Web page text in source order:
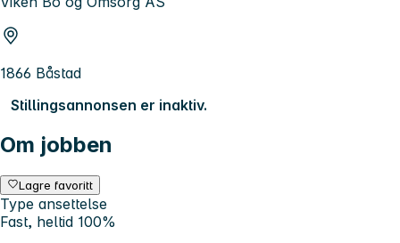
1866 Båstad
Stillingsannonsen er inaktiv.
Om jobben
Lagre favoritt
Type ansettelse
Fast, heltid 100%